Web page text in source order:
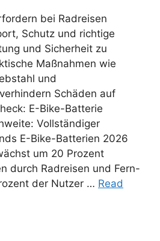
bei Radreisen
Schutz und richtige
und Sicherheit zu
Maßnahmen wie
und
Schäden auf
E-Bike-Batterie
Vollständiger
E-Bike-Batterien 2026
um 20 Prozent
durch Radreisen und Fern-
der Nutzer … Read